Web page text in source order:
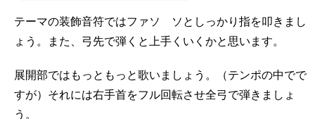
テーマの装飾音符ではファソ ソとしっかり指を叩きまし
ょう。また、弓先で弾くと上手くいくかと思います。
展開部ではもっともっと歌いましょう。（テンポの中でで
すが）それには右手首をフル回転させ全弓で弾きましょ
う。